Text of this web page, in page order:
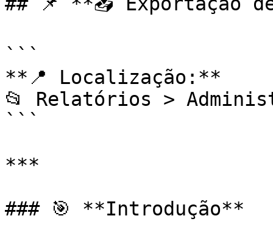
```
**📍 Localização:**
📂 Relatórios >
```
***
### 🎯 **Introdução**